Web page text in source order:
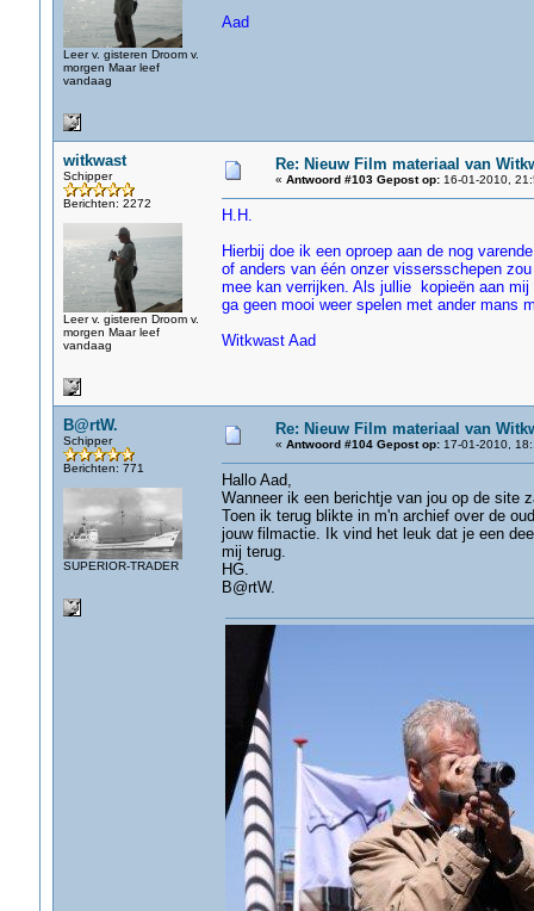
Leer v. gisteren Droom v.
morgen Maar leef
vandaag
Aad
witkwast
Schipper
Berichten: 2272
Leer v. gisteren Droom v.
morgen Maar leef
vandaag
Re: Nieuw Film materiaal van
« Antwoord #103 Gepost op:16-01-2010,
H.H.
Hierbij doe ik een oproep aan de nog
of anders van één onzer vissersschepen
mee kan verrijken. Als jullie kopieën aan
ga geen mooi weer spelen met ander mans
Witkwast Aad
B@rtW.
Schipper
Berichten: 771
SUPERIOR-TRADER
Re: Nieuw Film materiaal van
« Antwoord #104 Gepost op:17-01-2010,
Hallo Aad,
Wanneer ik een berichtje van jou op de site
Toen ik terug blikte in m'n archief over de
jouw filmactie. Ik vind het leuk dat je een
mij terug.
HG.
B@rtW.